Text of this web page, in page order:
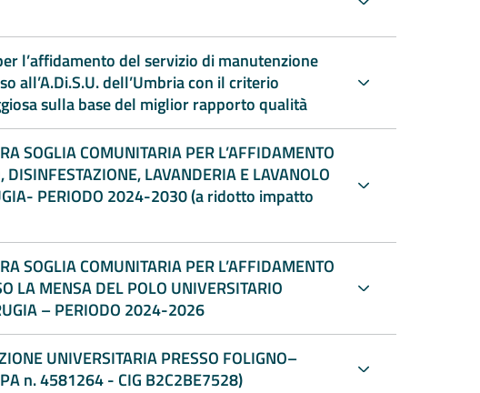
l’affidamento del servizio di manutenzione
all’A.Di.S.U. dell’Umbria con il criterio
sulla base del miglior rapporto qualità
SOGLIA COMUNITARIA PER L’AFFIDAMENTO
SOGLIA COMUNITARIA PER L’AFFIDAMENTO
LA MENSA DEL POLO UNIVERSITARIO
– PERIODO 2024-2026
UNIVERSITARIA PRESSO FOLIGNO–
n. 4581264 - CIG B2C2BE7528)